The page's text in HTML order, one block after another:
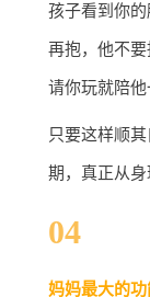
孩子看到你
再抱，他不
请你玩就陪他
只要这样顺
期，真正从身
04
妈妈最大的功